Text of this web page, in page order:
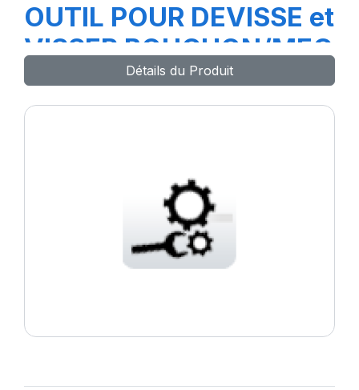
OUTIL POUR DEVISSE et
VISSER BOUCHON/MEC
VL/PL
Détails du Produit